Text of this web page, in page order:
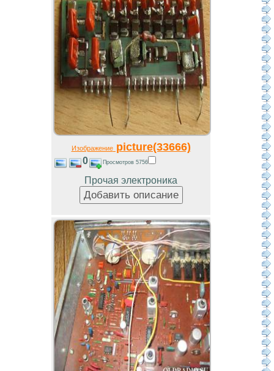
Изображениеpicture(33666)
0 Просмотров 5756
Прочая электроника